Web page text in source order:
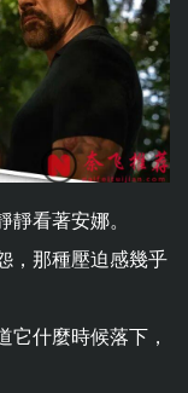
看著安娜。
，那種壓迫感幾乎
它什麼時候落下，